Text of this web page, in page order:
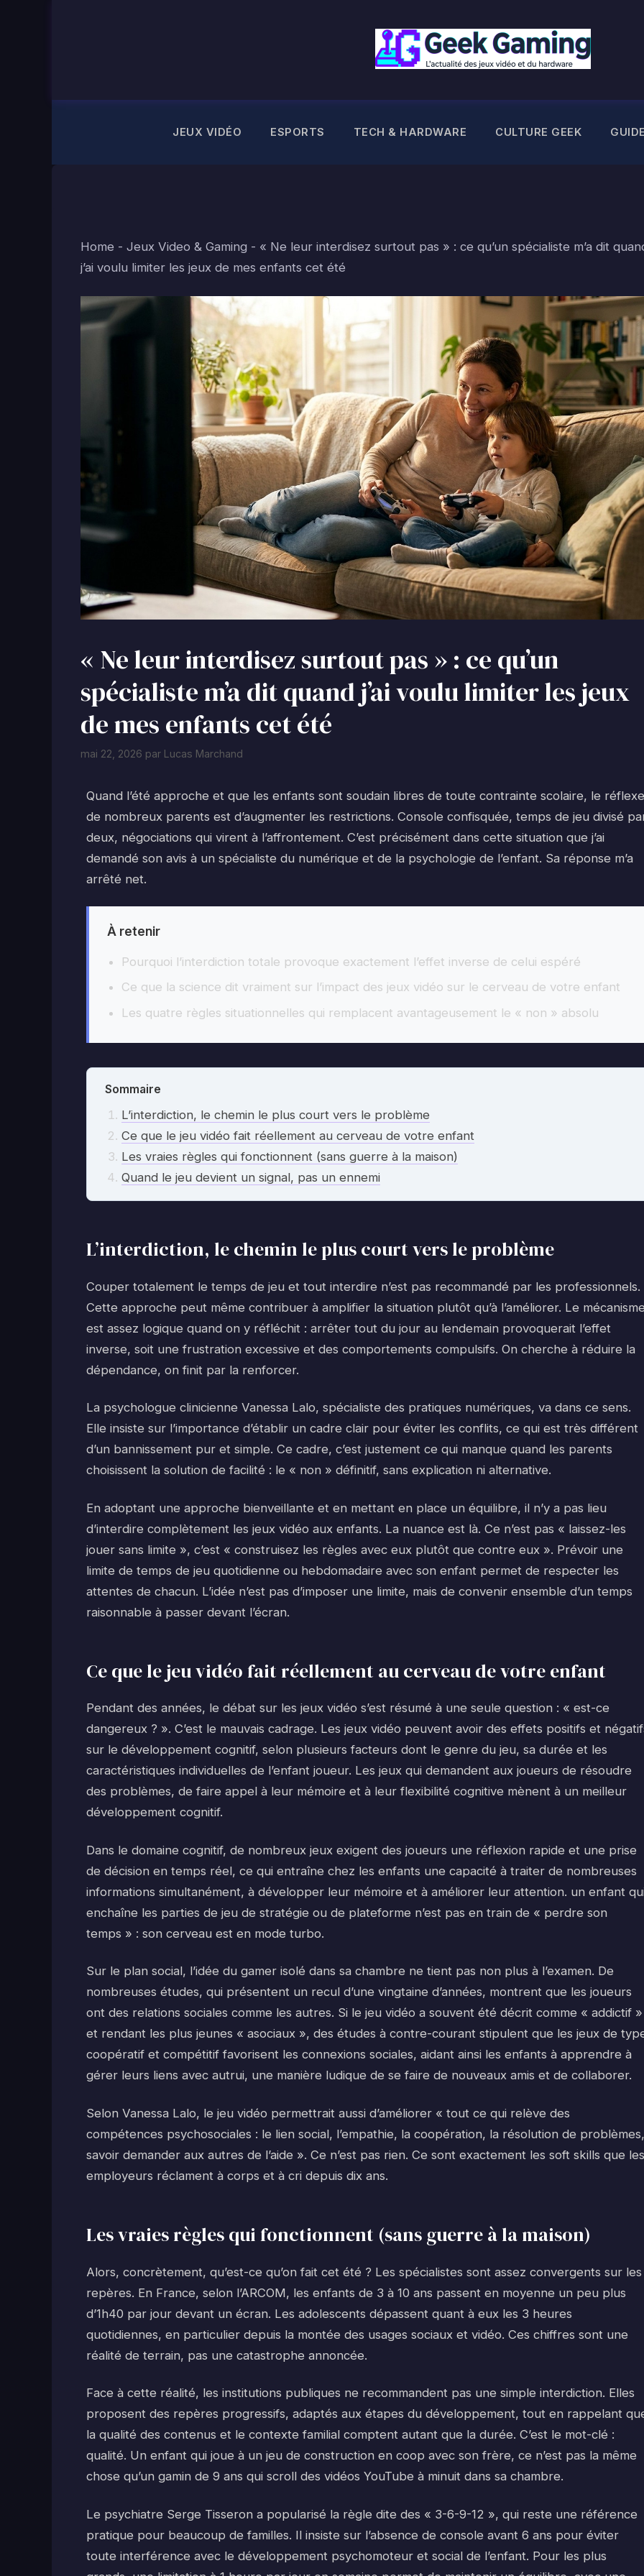
JEUX VIDÉO ESPORTS TECH & HARDWARE CULTURE GEEK
Home - Jeux Video & Gaming - « Ne leur interdisez surtout pas » : ce qu’un spécialiste m’a dit
j’ai voulu limiter les jeux de mes enfants cet été
« Ne leur interdisez surtout pas » : ce qu’un
spécialiste m’a dit quand j’ai voulu limiter les jeux
de mes enfants cet été
mai 22, 2026 par Lucas Marchand
Quand l’été approche et que les enfants sont soudain libres de toute contrainte scolaire, le réflexe
de nombreux parents est d’augmenter les restrictions. Console confisquée, temps de jeu divisé
deux, négociations qui virent à l’affrontement. C’est précisément dans cette situation que j’ai
demandé son avis à un spécialiste du numérique et de la psychologie de l’enfant. Sa réponse m’a
arrêté net.
À retenir
Pourquoi l’interdiction totale provoque exactement l’effet inverse de celui espéré
Ce que la science dit vraiment sur l’impact des jeux vidéo sur le cerveau de votre enfant
Les quatre règles situationnelles qui remplacent avantageusement le « non » absolu
Sommaire
L’interdiction, le chemin le plus court vers le problème
Ce que le jeu vidéo fait réellement au cerveau de votre enfant
Les vraies règles qui fonctionnent (sans guerre à la maison)
Quand le jeu devient un signal, pas un ennemi
L’interdiction, le chemin le plus court vers le problème
Couper totalement le temps de jeu et tout interdire n’est pas recommandé par les professionnels.
Cette approche peut même contribuer à amplifier la situation plutôt qu’à l’améliorer. Le
est assez logique quand on y réfléchit : arrêter tout du jour au lendemain provoquerait l’effet
inverse, soit une frustration excessive et des comportements compulsifs. On cherche à réduire la
dépendance, on finit par la renforcer.
La psychologue clinicienne Vanessa Lalo, spécialiste des pratiques numériques, va dans ce sens.
Elle insiste sur l’importance d’établir un cadre clair pour éviter les conflits, ce qui est très différent
d’un bannissement pur et simple. Ce cadre, c’est justement ce qui manque quand les parents
choisissent la solution de facilité : le « non » définitif, sans explication ni alternative.
En adoptant une approche bienveillante et en mettant en place un équilibre, il n’y a pas lieu
d’interdire complètement les jeux vidéo aux enfants. La nuance est là. Ce n’est pas « laissez-les
jouer sans limite », c’est « construisez les règles avec eux plutôt que contre eux ». Prévoir une
limite de temps de jeu quotidienne ou hebdomadaire avec son enfant permet de respecter les
attentes de chacun. L’idée n’est pas d’imposer une limite, mais de convenir ensemble d’un temps
raisonnable à passer devant l’écran.
Ce que le jeu vidéo fait réellement au cerveau de votre enfant
Pendant des années, le débat sur les jeux vidéo s’est résumé à une seule question : « est-ce
dangereux ? ». C’est le mauvais cadrage. Les jeux vidéo peuvent avoir des effets positifs et
sur le développement cognitif, selon plusieurs facteurs dont le genre du jeu, sa durée et les
caractéristiques individuelles de l’enfant joueur. Les jeux qui demandent aux joueurs de résoudre
des problèmes, de faire appel à leur mémoire et à leur flexibilité cognitive mènent à un meilleur
développement cognitif.
Dans le domaine cognitif, de nombreux jeux exigent des joueurs une réflexion rapide et une prise
de décision en temps réel, ce qui entraîne chez les enfants une capacité à traiter de nombreuses
informations simultanément, à développer leur mémoire et à améliorer leur attention. un enfant
enchaîne les parties de jeu de stratégie ou de plateforme n’est pas en train de « perdre son
temps » : son cerveau est en mode turbo.
Sur le plan social, l’idée du gamer isolé dans sa chambre ne tient pas non plus à l’examen. De
nombreuses études, qui présentent un recul d’une vingtaine d’années, montrent que les joueurs
ont des relations sociales comme les autres. Si le jeu vidéo a souvent été décrit comme « addictif »
et rendant les plus jeunes « asociaux », des études à contre-courant stipulent que les jeux de
coopératif et compétitif favorisent les connexions sociales, aidant ainsi les enfants à apprendre à
gérer leurs liens avec autrui, une manière ludique de se faire de nouveaux amis et de collaborer.
Selon Vanessa Lalo, le jeu vidéo permettrait aussi d’améliorer « tout ce qui relève des
compétences psychosociales : le lien social, l’empathie, la coopération, la résolution de problèmes,
savoir demander aux autres de l’aide ». Ce n’est pas rien. Ce sont exactement les soft skills que les
employeurs réclament à corps et à cri depuis dix ans.
Les vraies règles qui fonctionnent (sans guerre à la maison)
Alors, concrètement, qu’est-ce qu’on fait cet été ? Les spécialistes sont assez convergents sur les
repères. En France, selon l’ARCOM, les enfants de 3 à 10 ans passent en moyenne un peu plus
d’1h40 par jour devant un écran. Les adolescents dépassent quant à eux les 3 heures
quotidiennes, en particulier depuis la montée des usages sociaux et vidéo. Ces chiffres sont une
réalité de terrain, pas une catastrophe annoncée.
Face à cette réalité, les institutions publiques ne recommandent pas une simple interdiction. Elles
proposent des repères progressifs, adaptés aux étapes du développement, tout en rappelant
la qualité des contenus et le contexte familial comptent autant que la durée. C’est le mot-clé :
qualité. Un enfant qui joue à un jeu de construction en coop avec son frère, ce n’est pas la même
chose qu’un gamin de 9 ans qui scroll des vidéos YouTube à minuit dans sa chambre.
Le psychiatre Serge Tisseron a popularisé la règle dite des « 3-6-9-12 », qui reste une référence
pratique pour beaucoup de familles. Il insiste sur l’absence de console avant 6 ans pour éviter
toute interférence avec le développement psychomoteur et social de l’enfant. Pour les plus